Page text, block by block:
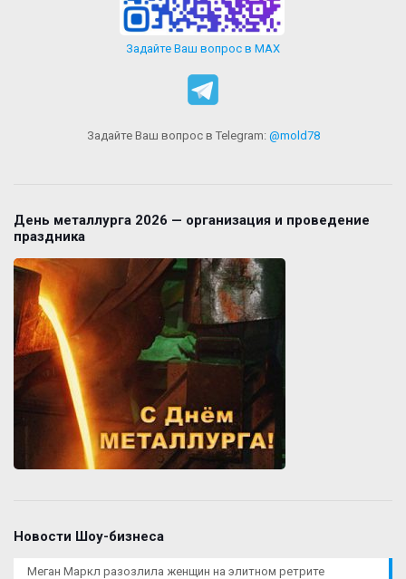
Задайте Ваш вопрос в MAX
Задайте Ваш вопрос в Telegram: @mold78
День металлурга 2026 — организация и проведение
праздника
Новости Шоу-бизнеса
Меган Маркл разозлила женщин на элитном ретрите